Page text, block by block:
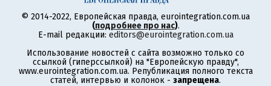
© 2014-2022, Европейская правда, eurointegration.com.ua
(подробнее про нас).
E-mail редакции: editors@eurointegration.com.ua
Использование новостей с сайта возможно только со
ссылкой (гиперссылкой) на "Европейскую правду",
www.eurointegration.com.ua. Републикация полного текста
статей, интервью и колонок - запрещена.